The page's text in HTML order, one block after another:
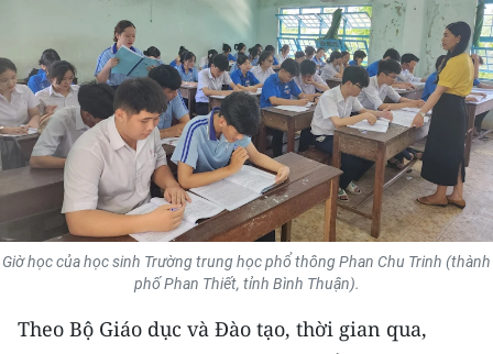
KHOA HỌC - CÔNG NGHỆ
MÔI TRƯỜNG
BẠN ĐỌC
KIỂM CHỨNG THÔNG TIN
TRI THỨC CHUYÊN SÂU
Giờ học của học sinh Trường trung học phổ thông Phan Chu Trinh (thành
phố Phan Thiết, tỉnh Bình Thuận).
Theo Bộ Giáo dục và Đào tạo, thời gian qua,